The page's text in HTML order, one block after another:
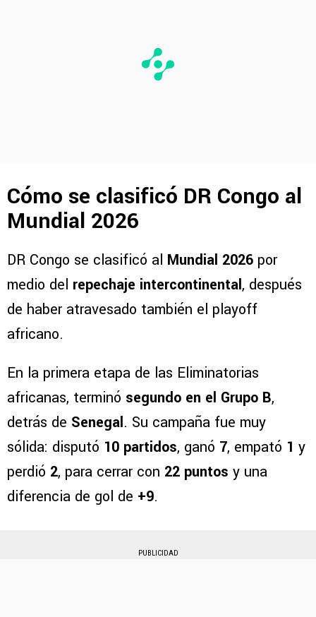
Cómo se clasificó DR Congo al
Mundial 2026
DR Congo se clasificó al Mundial 2026 por
medio del repechaje intercontinental, después
de haber atravesado también el playoff
africano.
En la primera etapa de las Eliminatorias
africanas, terminó segundo en el Grupo B,
detrás de Senegal. Su campaña fue muy
sólida: disputó 10 partidos, ganó 7, empató 1 y
perdió 2, para cerrar con 22 puntos y una
diferencia de gol de +9.
PUBLICIDAD